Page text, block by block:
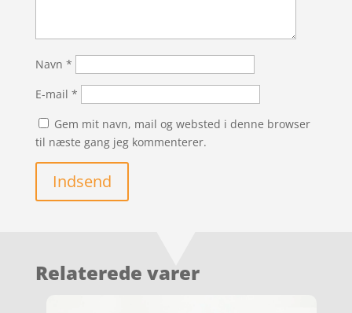
Navn *
E-mail *
Gem mit navn, mail og websted i denne browser
til næste gang jeg kommenterer.
Indsend
Relaterede varer